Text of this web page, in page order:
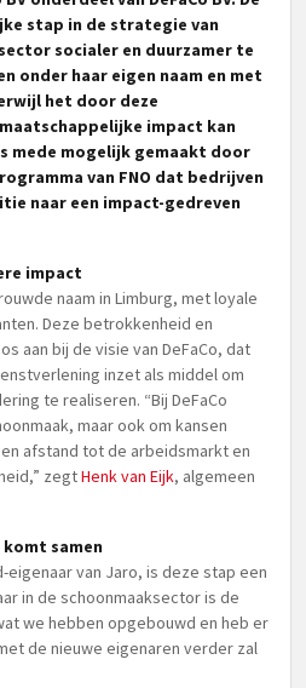
stap in de strategie van
socialer en duurzamer te
onder haar eigen naam en met
het door deze
impact kan
mede mogelijk gemaakt door
van FNO dat bedrijven
naar een impact-gedreven
impact
naam in Limburg, met loyale
Deze betrokkenheid en
aan bij de visie van DeFaCo, dat
inzet als middel om
te realiseren. “Bij DeFaCo
maar ook om kansen
afstand tot de arbeidsmarkt en
zegtHenk van Eijk, algemeen
samen
eigenaar van Jaro, is deze stap een
in de schoonmaaksector is de
we hebben opgebouwd en heb er
de nieuwe eigenaren verder zal